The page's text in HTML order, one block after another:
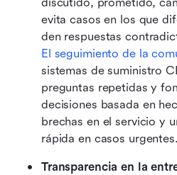
evita casos en los que
El seguimiento de la
sistemas de suministro
preguntas repetidas y
decisiones basada en
brechas en el servicio y
rápida en casos urgentes.
Transparencia en la